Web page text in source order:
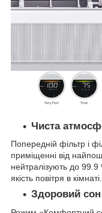
Чиста
Попередній фільтр і
приміщенні від
нейтралізують до
якість повітря в кімнаті.
Здоровий сон